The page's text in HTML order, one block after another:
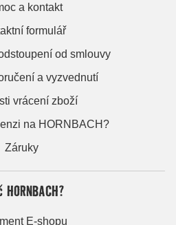
a kontakt
formulář
od smlouvy
a vyzvednutí
vrácení zboží
na HORNBACH?
Záruky
E-shopu